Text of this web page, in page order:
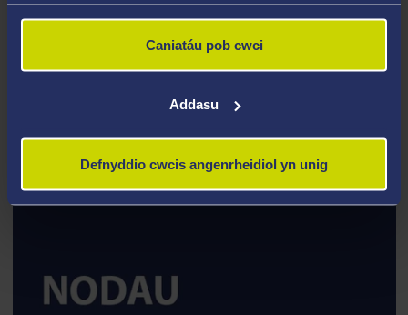
Caniatáu pob cwci
Addasu
Defnyddio cwcis angenrheidiol yn unig
TAI A PHOBL HYN